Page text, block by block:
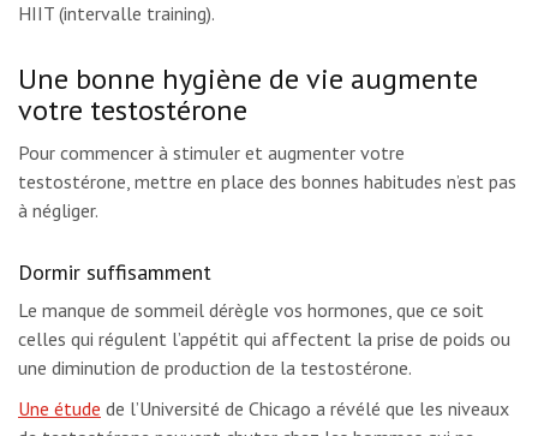
HIIT (intervalle training).
Une bonne hygiène de vie augmente
votre testostérone
Pour commencer à stimuler et augmenter votre
testostérone, mettre en place des bonnes habitudes n’est pas
à négliger.
Dormir suffisamment
Le manque de sommeil dérègle vos hormones, que ce soit
celles qui régulent l’appétit qui affectent la prise de poids ou
une diminution de production de la testostérone.
Une étude de l’Université de Chicago a révélé que les niveaux